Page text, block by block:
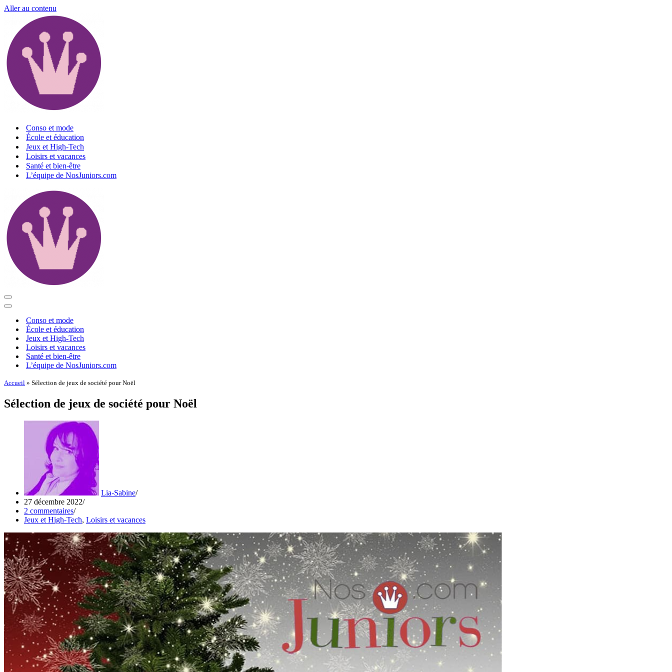
Aller au contenu
Conso et mode
École et éducation
Jeux et High-Tech
Loisirs et vacances
Santé et bien-être
L’équipe de NosJuniors.com
Menu
de
Menu
navigationConso et mode
École et éducation
Jeux et High-Tech
Loisirs et vacances
Santé et bien-être
L’équipe de NosJuniors.com
Accueil » Sélection de jeux de société pour Noël
Sélection de jeux de société pour Noël
Lia-Sabine
27 décembre 2022
2 commentaires
Jeux et High-Tech, Loisirs et vacances